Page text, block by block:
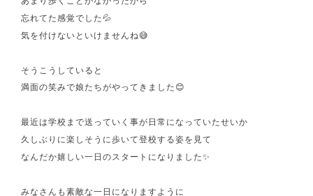
忘れてた感覚でした💦
気を付けないといけませんね😅
そうこうしていると
満面の笑みで娘たちがやってきました😊
最近は学校まで送っていく事が日常になっていたせいか
久しぶりに楽しそうに歩いて登校する姿を見て
なんだか嬉しい一日のスタートになりました✨
みなさんも素敵な一日になりますように